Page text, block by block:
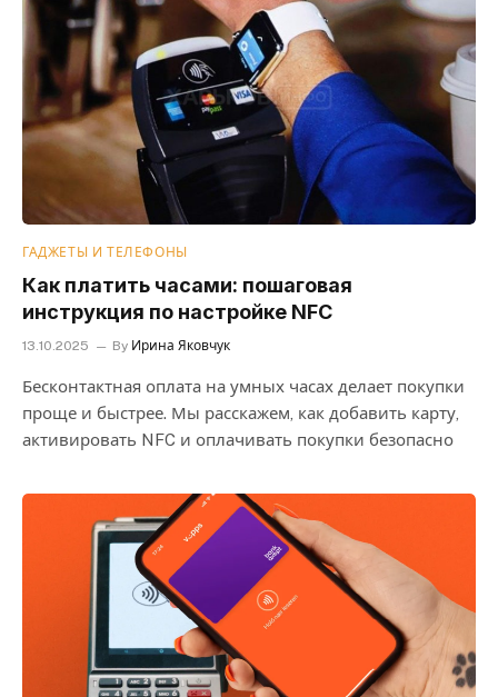
ГАДЖЕТЫ И ТЕЛЕФОНЫ
Как платить часами: пошаговая
инструкция по настройке NFC
13.10.2025 By Ирина Яковчук
Бесконтактная оплата на умных часах делает покупки
проще и быстрее. Мы расскажем, как добавить карту,
активировать NFC и оплачивать покупки безопасно